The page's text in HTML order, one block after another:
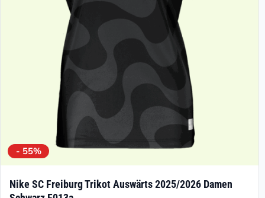
Produktseite
- 55%
Nike SC Freiburg Trikot Auswärts 2025/2026 Damen